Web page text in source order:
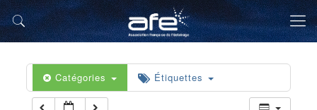
Catégories Étiquettes
5 h 00 min
6 h 00 min